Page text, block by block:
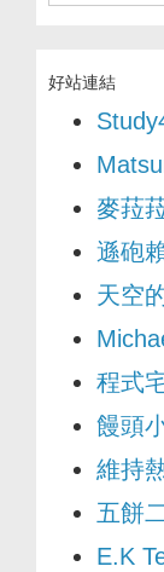
好站連結
麥菈
遜砲
天空
程式
饅頭
維持
五餅
E.K